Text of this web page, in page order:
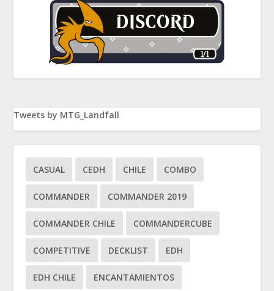
Tweets by MTG_Landfall
CASUAL CEDH CHILE COMBO
COMMANDER COMMANDER 2019
COMMANDER CHILE COMMANDERCUBE
COMPETITIVE DECKLIST EDH
EDH CHILE ENCANTAMIENTOS